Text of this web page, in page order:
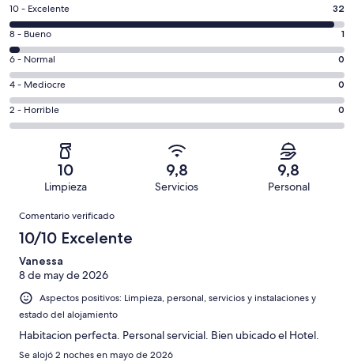
32
comentarios
de
un
total
de
33
con
puntuación
10 - Excelente 32
1
comentarios
de
un
total
de
33
puntuación
Bueno
8 - Bueno 1
0
comentarios
de
un
total
puntuación
Normal
6 - Normal 0
0
comentarios
de
una
puntuación
Mediocre
4 - Mediocre 0
0
comentarios
33
una
puntuación
de
2 - Horrible 0
10
Limpieza
9,8
Servicios
9,8
Personal
Comentarios
Comentario verificado
10/10 Excelente
Vanessa
8 de may de 2026
Aspectos positivos: Limpieza, personal, servicios y instalaciones y
estado del alojamiento
Habitacion perfecta. Personal servicial. Bien ubicado el Hotel.
Se alojó 2 noches en mayo de 2026